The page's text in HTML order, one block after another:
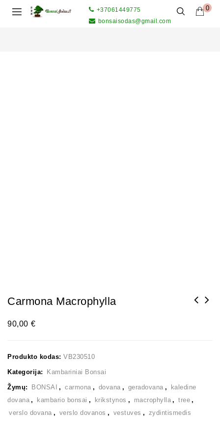
0
+37061449775
bonsaisodas@gmail.com
Carmona Macrophylla
90,00 €
Produkto kodas: VB230510
Kategorija: Kambariniai Bonsai
Žymų: BONSAI , carmona , dovana , geradovana ,
kaledine
dovana , kambario bonsai , krikstynos , macrophylla , tree ,
verslo dovana , verslo dovanos , vestuves , zydintismedis